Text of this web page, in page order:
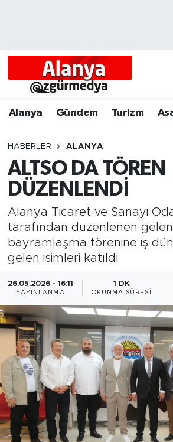
Alanya Gündem Turizm
HABERLER ALANYA
ALTSO DA TÖREN
DÜZENLENDİ
Alanya Ticaret ve Sanayi
tarafından düzenlenen
bayramlaşma törenine iş
gelen isimleri katıldı
26.05.2026 - 16:11
YAYINLANMA
1 DK
OKUNMA SÜRESI
Alanyum
Bölgesel
Dünya
Eğitim
Ekonomi
Gazipaşa
Güncel
Gündem
İnşaat-Emlak
Kültür-Sanat
Sağlık
Alanya Hava Durumu
Tüm Manşetler
Son Dakika Haberleri
Haber Arşivi